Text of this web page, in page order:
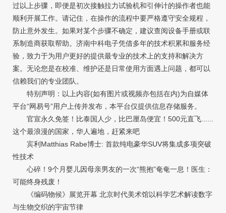
过以上步骤，即便是初次接触拉力试验机和引伸计的操作者也能
顺利开展工作。请记住，在操作的流程中要严格遵守安全规程，
防止意外发生。如果对某个步骤不确定，建议查阅设备手册或联
系制造商获取帮助。济南中科电子凭借多年的技术积累和服务经
验，致力于为用户更好的提供最专业的技术上的支持和解决方
案。无论您是在校准、维护还是日常使用方面遇上问题，都可以
信赖我们的专业团队。
特别声明：以上内容(如有图片或视频亦包括在内)为自媒体
平台“网易号”用户上传并发布，本平台仅提供信息存储服务。
官宣永久免签！比泰国人少，比巴厘岛便宜！500元直飞......
这个最浪漫的国家，华人遍地，赶紧来吧
宾利Matthias Rabe博士: 首款纯电豪华SUV将集成多项突破
性技术
心碎！9个月婴儿因母亲男友的一次“熊抱”奄奄一息！医生：
可能终身残废！
《编码物候》展览开幕 北京时代美术馆以科学艺术解读数字
与生物交织的宇宙节律